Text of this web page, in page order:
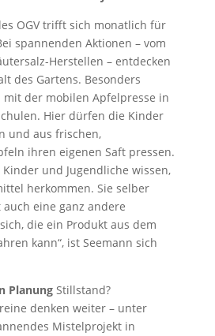
OGV trifft sich monatlich für
spannenden Aktionen – vom
Herstellen – entdecken
des Gartens. Besonders
mit der mobilen Apfelpresse in
Hier dürfen die Kinder
und aus frischen,
ihren eigenen Saft pressen.
Kinder und Jugendliche wissen,
herkommen. Sie selber
eine ganz andere
die ein Produkt aus dem
kann“, ist Seemann sich
PlanungStillstand?
denken weiter – unter
Mistelprojekt in